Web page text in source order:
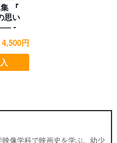
『
思い
-
4,500円
像学科で映画史を学ぶ。幼少